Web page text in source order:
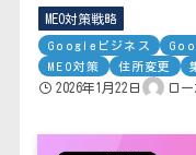
MEO対策戦略
Googleビジネス
MEO対策
住所変更
2026年1月22日 ロ